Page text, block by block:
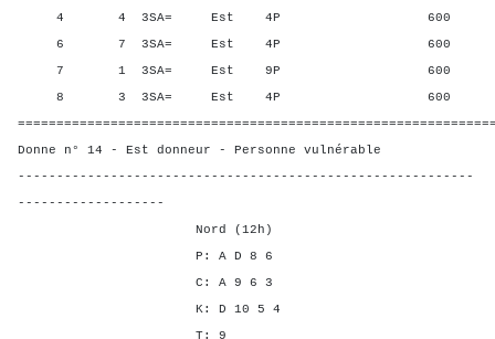
4 4 3SA= Est 4P 600
6 7 3SA= Est 4P 600
7 1 3SA= Est 9P 600
8 3 3SA= Est 4P 600
Donne n° 14 - Est donneur - Personne vulnérable
-----------------------------------------------------------
-------------------
Nord (12h)
P: A D 8 6
C: A 9 6 3
K: D 10 5 4
T: 9